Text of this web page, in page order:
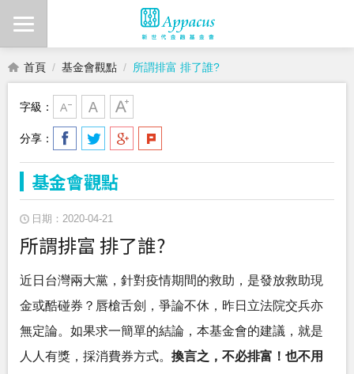
首頁 基金會觀點 所謂排富 排了誰?
字級：
分享：
基金會觀點
日期：2020-04-21
所謂排富 排了誰?
近日台灣兩大黨，針對疫情期間的救助，是發放救助現
金或酷碰券？唇槍舌劍，爭論不休，昨日立法院交兵亦
無定論。如果求一簡單的結論，本基金會的建議，就是
人人有獎，採消費券方式。 換言之，不必排富！也不用